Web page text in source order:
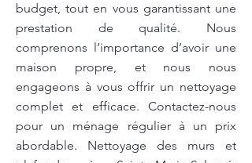
budget, tout en vous garantissant une
prestation de qualité. Nous
comprenons l’importance d’avoir une
maison propre, et nous nous
engageons à vous offrir un nettoyage
complet et efficace. Contactez-nous
pour un ménage régulier à un prix
abordable. Nettoyage des murs et